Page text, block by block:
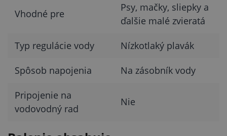
Vhodné pre
Psy, mačky, sliepky a
ďalšie malé zvieratá
Typ regulácie vody Nízkotlaký plavák
Spôsob napojenia Na zásobník vody
Pripojenie na
vodovodný rad
Nie